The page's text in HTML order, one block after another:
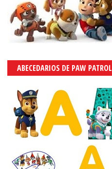
ABECEDARIOS DE PAW PATROL